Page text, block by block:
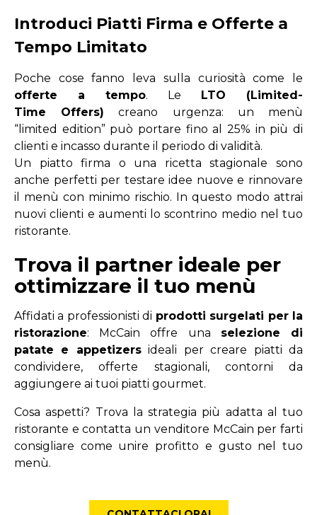
Introduci Piatti Firma e Offerte a
Tempo Limitato
Poche cose fanno leva sulla curiosità come le
offerte a tempo. Le
LTO (Limited-
Time Offers) creano urgenza: un menù
“limited edition” può portare fino al 25% in più di
clienti e incasso durante il periodo di validità.
Un piatto firma o una ricetta stagionale sono
anche perfetti per testare idee nuove e rinnovare
il menù con minimo rischio. In questo modo attrai
nuovi clienti e aumenti lo scontrino medio nel tuo
ristorante.
Trova il partner ideale per
ottimizzare il tuo menù
Affidati a professionisti di prodotti surgelati per la
ristorazione: McCain offre una selezione di
patate e appetizersideali per creare piatti da
condividere, offerte stagionali, contorni da
aggiungere ai tuoi piatti gourmet.
Cosa aspetti? Trova la strategia più adatta al tuo
ristorante e contatta un venditore McCain per farti
consigliare come unire profitto e gusto nel tuo
menù.